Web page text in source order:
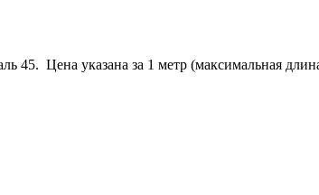
45. Цена указана за 1 метр (максимальная